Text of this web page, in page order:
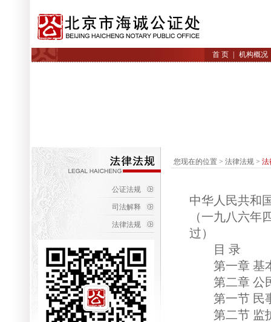
首 页 机构概况
公证法规
司法解释
法律法规
您现在的位置> 法律法规> 法
中华人民共和
（一九八六年
过）
目 录
第一章 基
第二章 公
第一节 民事
第二节 监